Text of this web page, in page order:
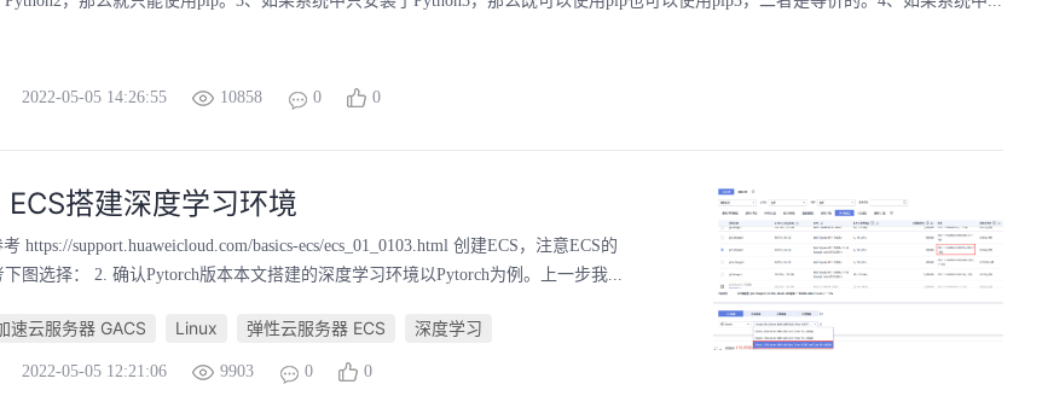
2022-05-05 14:26:55 10858 0 0
搭建深度学习环境
https://support.huaweicloud.com/basics-ecs/ecs_01_0103.html 创建ECS，注意ECS的
图选择： 2. 确认Pytorch版本本文搭建的深度学习环境以Pytorch为例。上一步我...
速云服务器 GACS Linux 弹性云服务器 ECS 深度学习
2022-05-05 12:21:06 9903 0 0